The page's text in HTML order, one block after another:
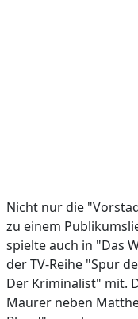
Nicht nur die
zu einem
spielte auch in "Das
der TV-Reihe "Spur
Der Kriminalist" mit.
Maurer neben